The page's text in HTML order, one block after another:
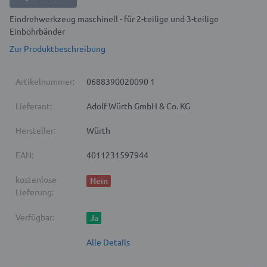
Eindrehwerkzeug maschinell - für 2-teilige und 3-teilige
Einbohrbänder
Zur Produktbeschreibung
Artikelnummer: 0688390020090 1
Lieferant: Adolf Würth GmbH & Co. KG
Hersteller: Würth
EAN: 4011231597944
kostenlose
Lieferung:
Nein
Verfügbar: Ja
Alle Details